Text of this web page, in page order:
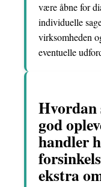
være åbne for
individuelle
virksomheden
eventuelle
Hvordan
god
handler
ekstra